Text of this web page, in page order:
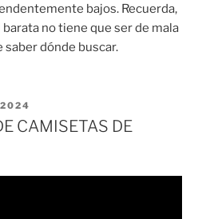
bajos. Recuerda,
no tiene que ser de mala
saber dónde buscar.
2024
CAMISETAS DE